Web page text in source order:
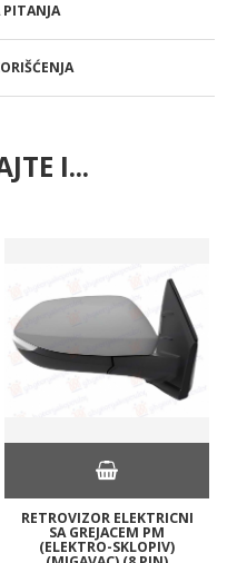
PITANJA
I...
RETROVIZOR ELEKTRICNI
SA GREJACEM PM
(ELEKTRO-SKLOPIV)